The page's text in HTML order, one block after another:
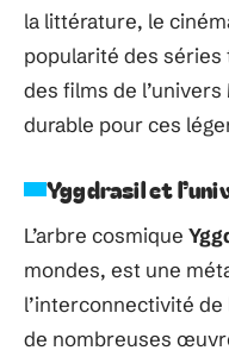
la littérature, le
popularité des
des films de
durable pour ces
Yggdrasil et
L’arbre cosmique
mondes, est une
l’interconnectivité de
de nombreuses